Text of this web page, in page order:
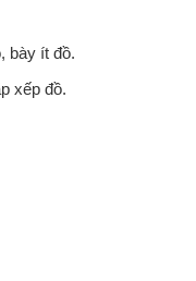
bày ít đồ.
xếp đồ.